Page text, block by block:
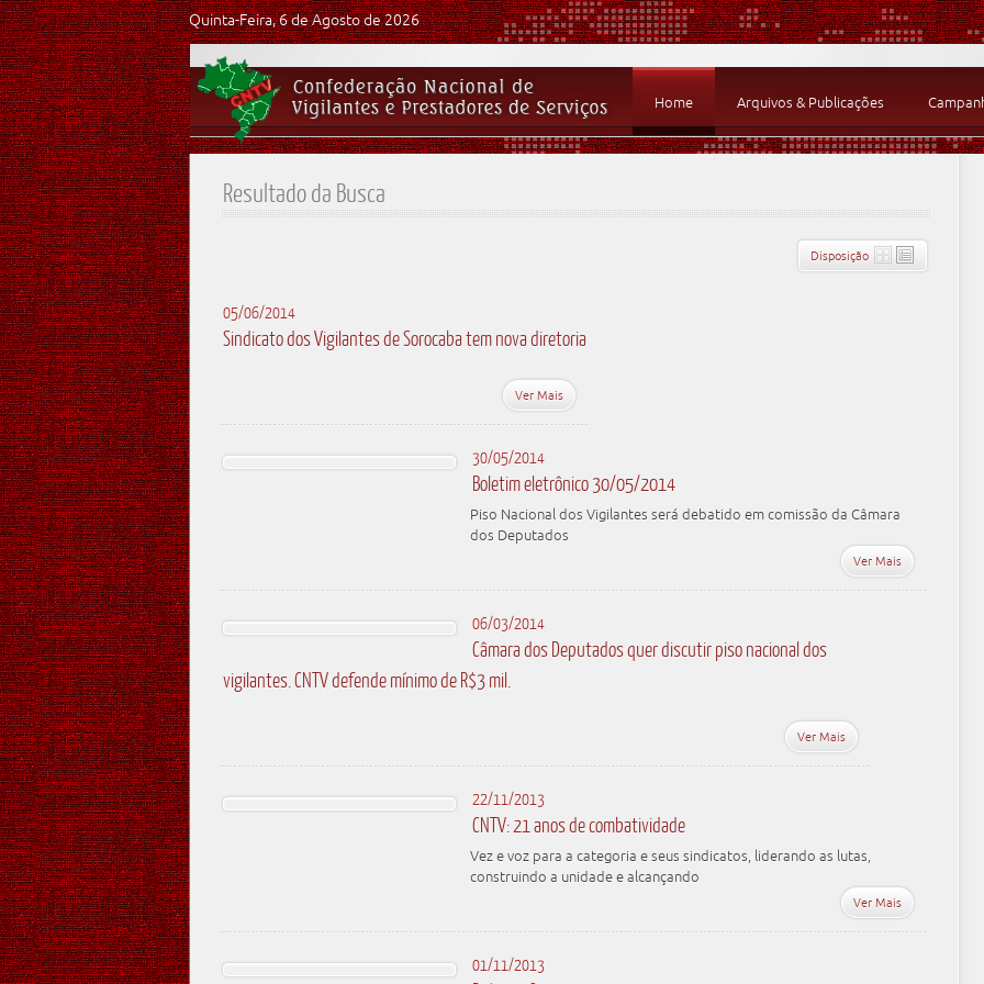
Quinta-Feira, 6 de Agosto de 2026
Home Arquivos & Publicações
Resultado da Busca
Disposição
05/06/2014
Sindicato dos Vigilantes de Sorocaba tem nova diretoria
Ver Mais
30/05/2014
Boletim eletrônico 30/05/2014
Piso Nacional dos Vigilantes será debatido em comissão da Câmara
dos Deputados
Ver Mais
06/03/2014
Câmara dos Deputados quer discutir piso nacional dos
vigilantes. CNTV defende mínimo de R$3 mil.
Ver Mais
22/11/2013
CNTV: 21 anos de combatividade
Vez e voz para a categoria e seus sindicatos, liderando as lutas,
construindo a unidade e alcançando
Ver Mais
01/11/2013